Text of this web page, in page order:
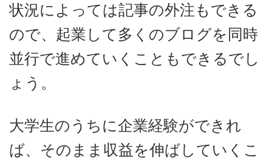
状況によっては記事の外注もできる
ので、起業して多くのブログを同時
並行で進めていくこともできるでし
ょう。
大学生のうちに企業経験ができれ
ば、そのまま収益を伸ばしていくこ